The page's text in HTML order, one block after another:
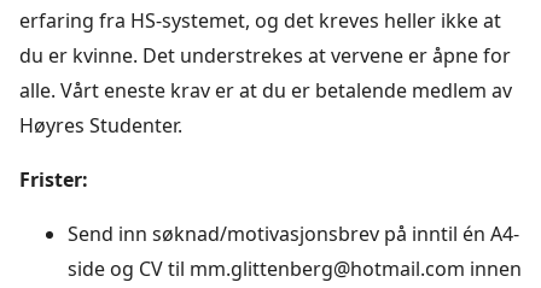
erfaring fra HS-systemet, og det kreves heller ikke at
du er kvinne. Det understrekes at vervene er åpne for
alle. Vårt eneste krav er at du er betalende medlem av
Høyres Studenter.
Frister:
Send inn søknad/motivasjonsbrev på inntil én A4-
side og CV til mm.glittenberg@hotmail.com innen